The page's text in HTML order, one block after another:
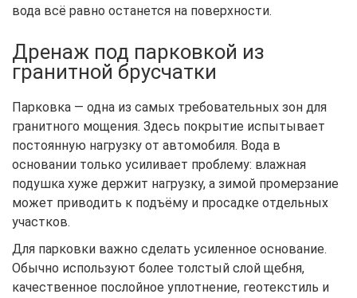
вода всё равно останется на поверхности.
Дренаж под парковкой из
гранитной брусчатки
Парковка — одна из самых требовательных зон для
гранитного мощения. Здесь покрытие испытывает
постоянную нагрузку от автомобиля. Вода в
основании только усиливает проблему: влажная
подушка хуже держит нагрузку, а зимой промерзание
может приводить к подъёму и просадке отдельных
участков.
Для парковки важно сделать усиленное основание.
Обычно используют более толстый слой щебня,
качественное послойное уплотнение, геотекстиль и